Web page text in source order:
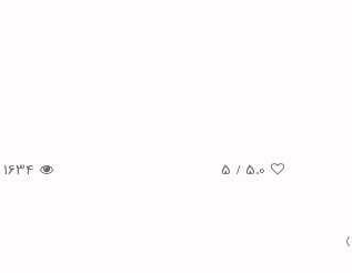
5.0
/
5
1634